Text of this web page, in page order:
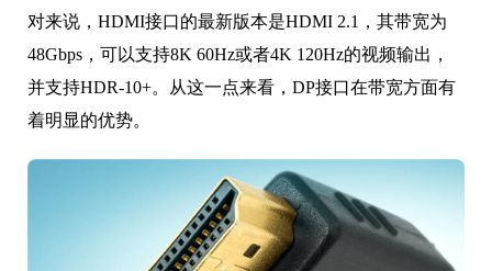
对来说，HDMI接口的最新版本是HDMI 2.1，其带宽为
48Gbps，可以支持8K 60Hz或者4K 120Hz的视频输出，
并支持HDR-10+。从这一点来看，DP接口在带宽方面有
着明显的优势。